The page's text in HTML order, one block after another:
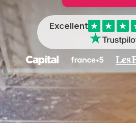
Excellent
Devis travaux : étape
travaux de rénovation
Exemples de devis travaux
FAQ Devis Travaux